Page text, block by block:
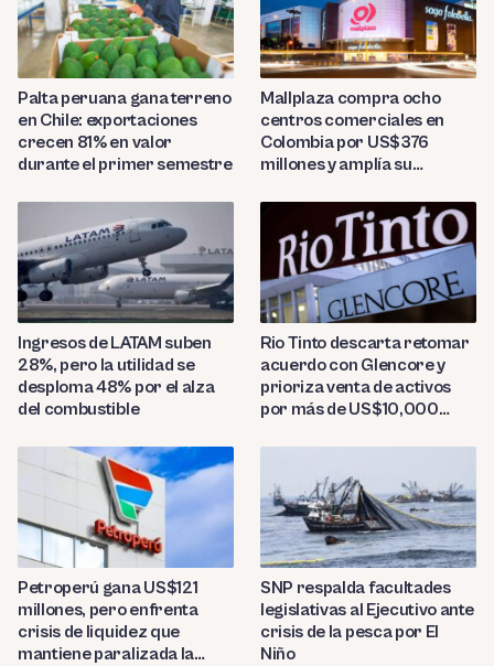
Palta peruana gana terreno
en Chile: exportaciones
crecen 81% en valor
durante el primer semestre
Mallplaza compra ocho
centros comerciales en
Colombia por US$376
millones y amplía su
Ingresos de LATAM suben
28%, pero la utilidad se
desploma 48% por el alza
del combustible
Rio Tinto descarta retomar
acuerdo con Glencore y
prioriza venta de activos
por más de US$10,000
Petroperú gana US$121
millones, pero enfrenta
crisis de liquidez que
mantiene paralizada la
SNP respalda facultades
legislativas al Ejecutivo ante
crisis de la pesca por El
Niño